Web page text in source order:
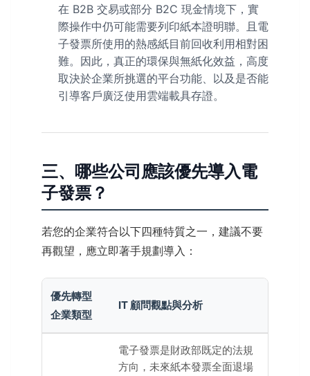
在 B2B 交易或部分 B2C 現金情境下，實
際操作中仍可能需要列印紙本證明聯。且電
子發票所使用的熱感紙目前回收利用相對困
難。因此，真正的環保與無紙化效益，高度
取決於企業所挑選的平台功能、以及是否能
引導客戶廣泛使用雲端載具存證。
三、哪些公司應該優先導入電
子發票？
若您的企業符合以下四種特質之一，建議不要
再觀望，應立即著手規劃導入：
優先轉型
企業類型
IT 顧問觀點與分析
電子發票是財政部既定的法規
方向，未來紙本發票全面退場